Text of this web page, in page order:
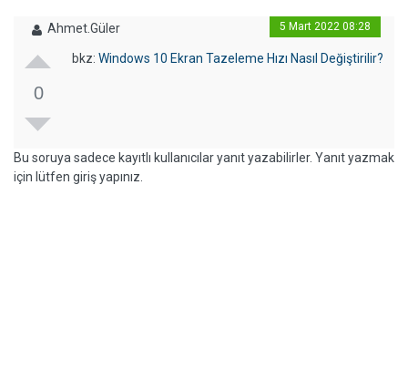
Ahmet.Güler 5 Mart 2022 08:28
0
bkz: Windows 10 Ekran Tazeleme Hızı Nasıl Değiştirilir?
Bu soruya sadece kayıtlı kullanıcılar yanıt yazabilirler. Yanıt yazmak
için lütfen giriş yapınız.